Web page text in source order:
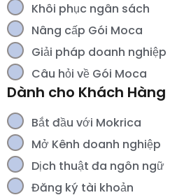
Khôi phục ngân sách
Nâng cấp Gói Moca
Giải pháp doanh nghiệp
Câu hỏi về Gói Moca
Dành cho Khách Hàng
Bắt đầu với Mokrica
Mở Kênh doanh nghiệp
Dịch thuật đa ngôn ngữ
Đăng ký tài khoản